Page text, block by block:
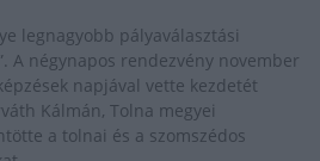
legnagyobb pályaválasztási
A négynapos rendezvény november
napjával vette kezdetét
Kálmán, Tolna megyei
a tolnai és a szomszédos